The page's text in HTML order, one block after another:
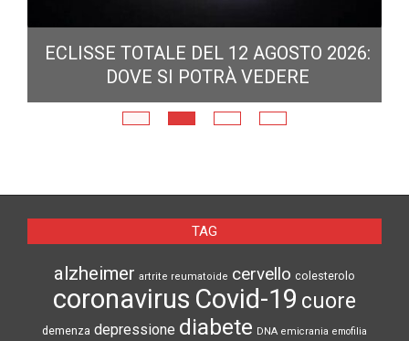
ECLISSE TOTALE DEL 12 AGOSTO 2026:
DOVE SI POTRÀ VEDERE
TAG
alzheimer artrite reumatoide cervello colesterolo
coronavirus Covid-19 cuore
demenza depressione diabete DNA emicrania emofilia